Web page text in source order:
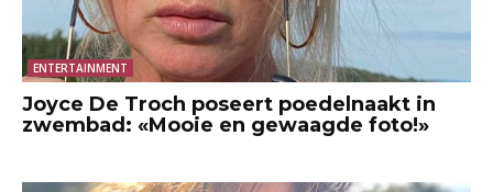
ENTERTAINMENT
Joyce De Troch poseert poedelnaakt in
zwembad: «Mooie en gewaagde foto!»